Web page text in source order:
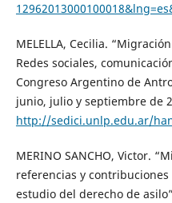
MELELLA, Cecilia.
Redes sociales,
Congreso Argentino de
junio, julio y septiembre de
http://sedici.unlp.edu.ar/
MERINO SANCHO, Victor.
referencias y
estudio del derecho de